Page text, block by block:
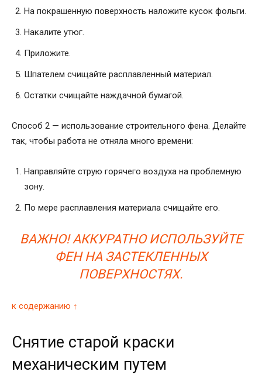
На покрашенную поверхность наложите кусок фольги.
Накалите утюг.
Приложите.
Шпателем счищайте расплавленный материал.
Остатки счищайте наждачной бумагой.
Способ 2 — использование строительного фена. Делайте
так, чтобы работа не отняла много времени:
Направляйте струю горячего воздуха на проблемную
зону.
По мере расплавления материала счищайте его.
ВАЖНО! АККУРАТНО ИСПОЛЬЗУЙТЕ
ФЕН НА ЗАСТЕКЛЕННЫХ
ПОВЕРХНОСТЯХ.
к содержанию ↑
Снятие старой краски
механическим путем